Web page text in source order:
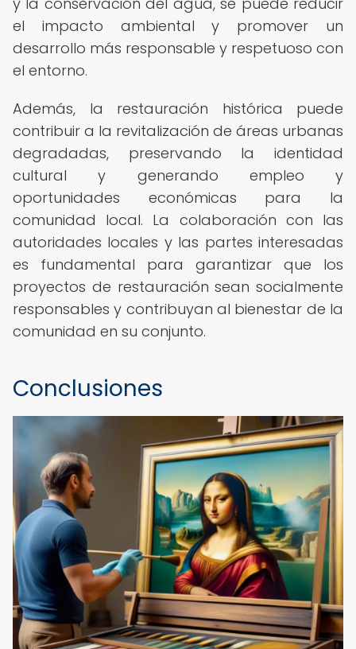
el impacto ambiental y promover un
desarrollo más responsable y respetuoso con
el entorno.
Además, la restauración histórica puede
contribuir a la revitalización de áreas urbanas
degradadas, preservando la identidad
cultural y generando empleo y
oportunidades económicas para la
comunidad local. La colaboración con las
autoridades locales y las partes interesadas
es fundamental para garantizar que los
proyectos de restauración sean socialmente
responsables y contribuyan al bienestar de la
comunidad en su conjunto.
Conclusiones